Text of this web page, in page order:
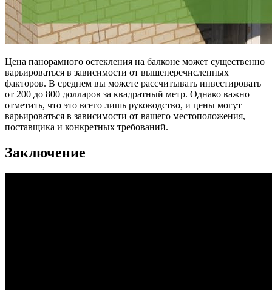
Цена панорамного остекления на балконе может существенно
варьироваться в зависимости от вышеперечисленных
факторов. В среднем вы можете рассчитывать инвестировать
от 200 до 800 долларов за квадратный метр. Однако важно
отметить, что это всего лишь руководство, и цены могут
варьироваться в зависимости от вашего местоположения,
поставщика и конкретных требований.
Заключение